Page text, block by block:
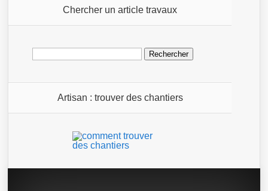
Chercher un article travaux
Rechercher :
Artisan : trouver des chantiers